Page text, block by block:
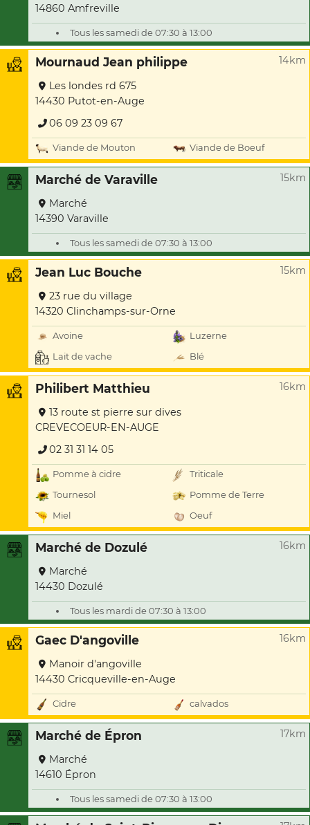
14860 Amfreville
Tous les samedi de 07:30 à 13:00
Mournaud Jean philippe 14km
Les londes rd 675
14430 Putot-en-Auge
06 09 23 09 67
Viande de Mouton Viande de Boeuf
Marché de Varaville 15km
Marché
14390 Varaville
Tous les samedi de 07:30 à 13:00
Jean Luc Bouche 15km
23 rue du village
14320 Clinchamps-sur-Orne
Avoine
Luzerne
Lait de vache
Blé
Philibert Matthieu 16km
13 route st pierre sur dives
CREVECOEUR-EN-AUGE
02 31 31 14 05
Pomme à cidre
Triticale
Tournesol
Pomme de Terre
Miel
Oeuf
Marché de Dozulé 16km
Marché
14430 Dozulé
Tous les mardi de 07:30 à 13:00
Gaec D'angoville 16km
Manoir d'angoville
14430 Cricqueville-en-Auge
Cidre calvados
Marché de Épron 17km
Marché
14610 Épron
Tous les samedi de 07:30 à 13:00